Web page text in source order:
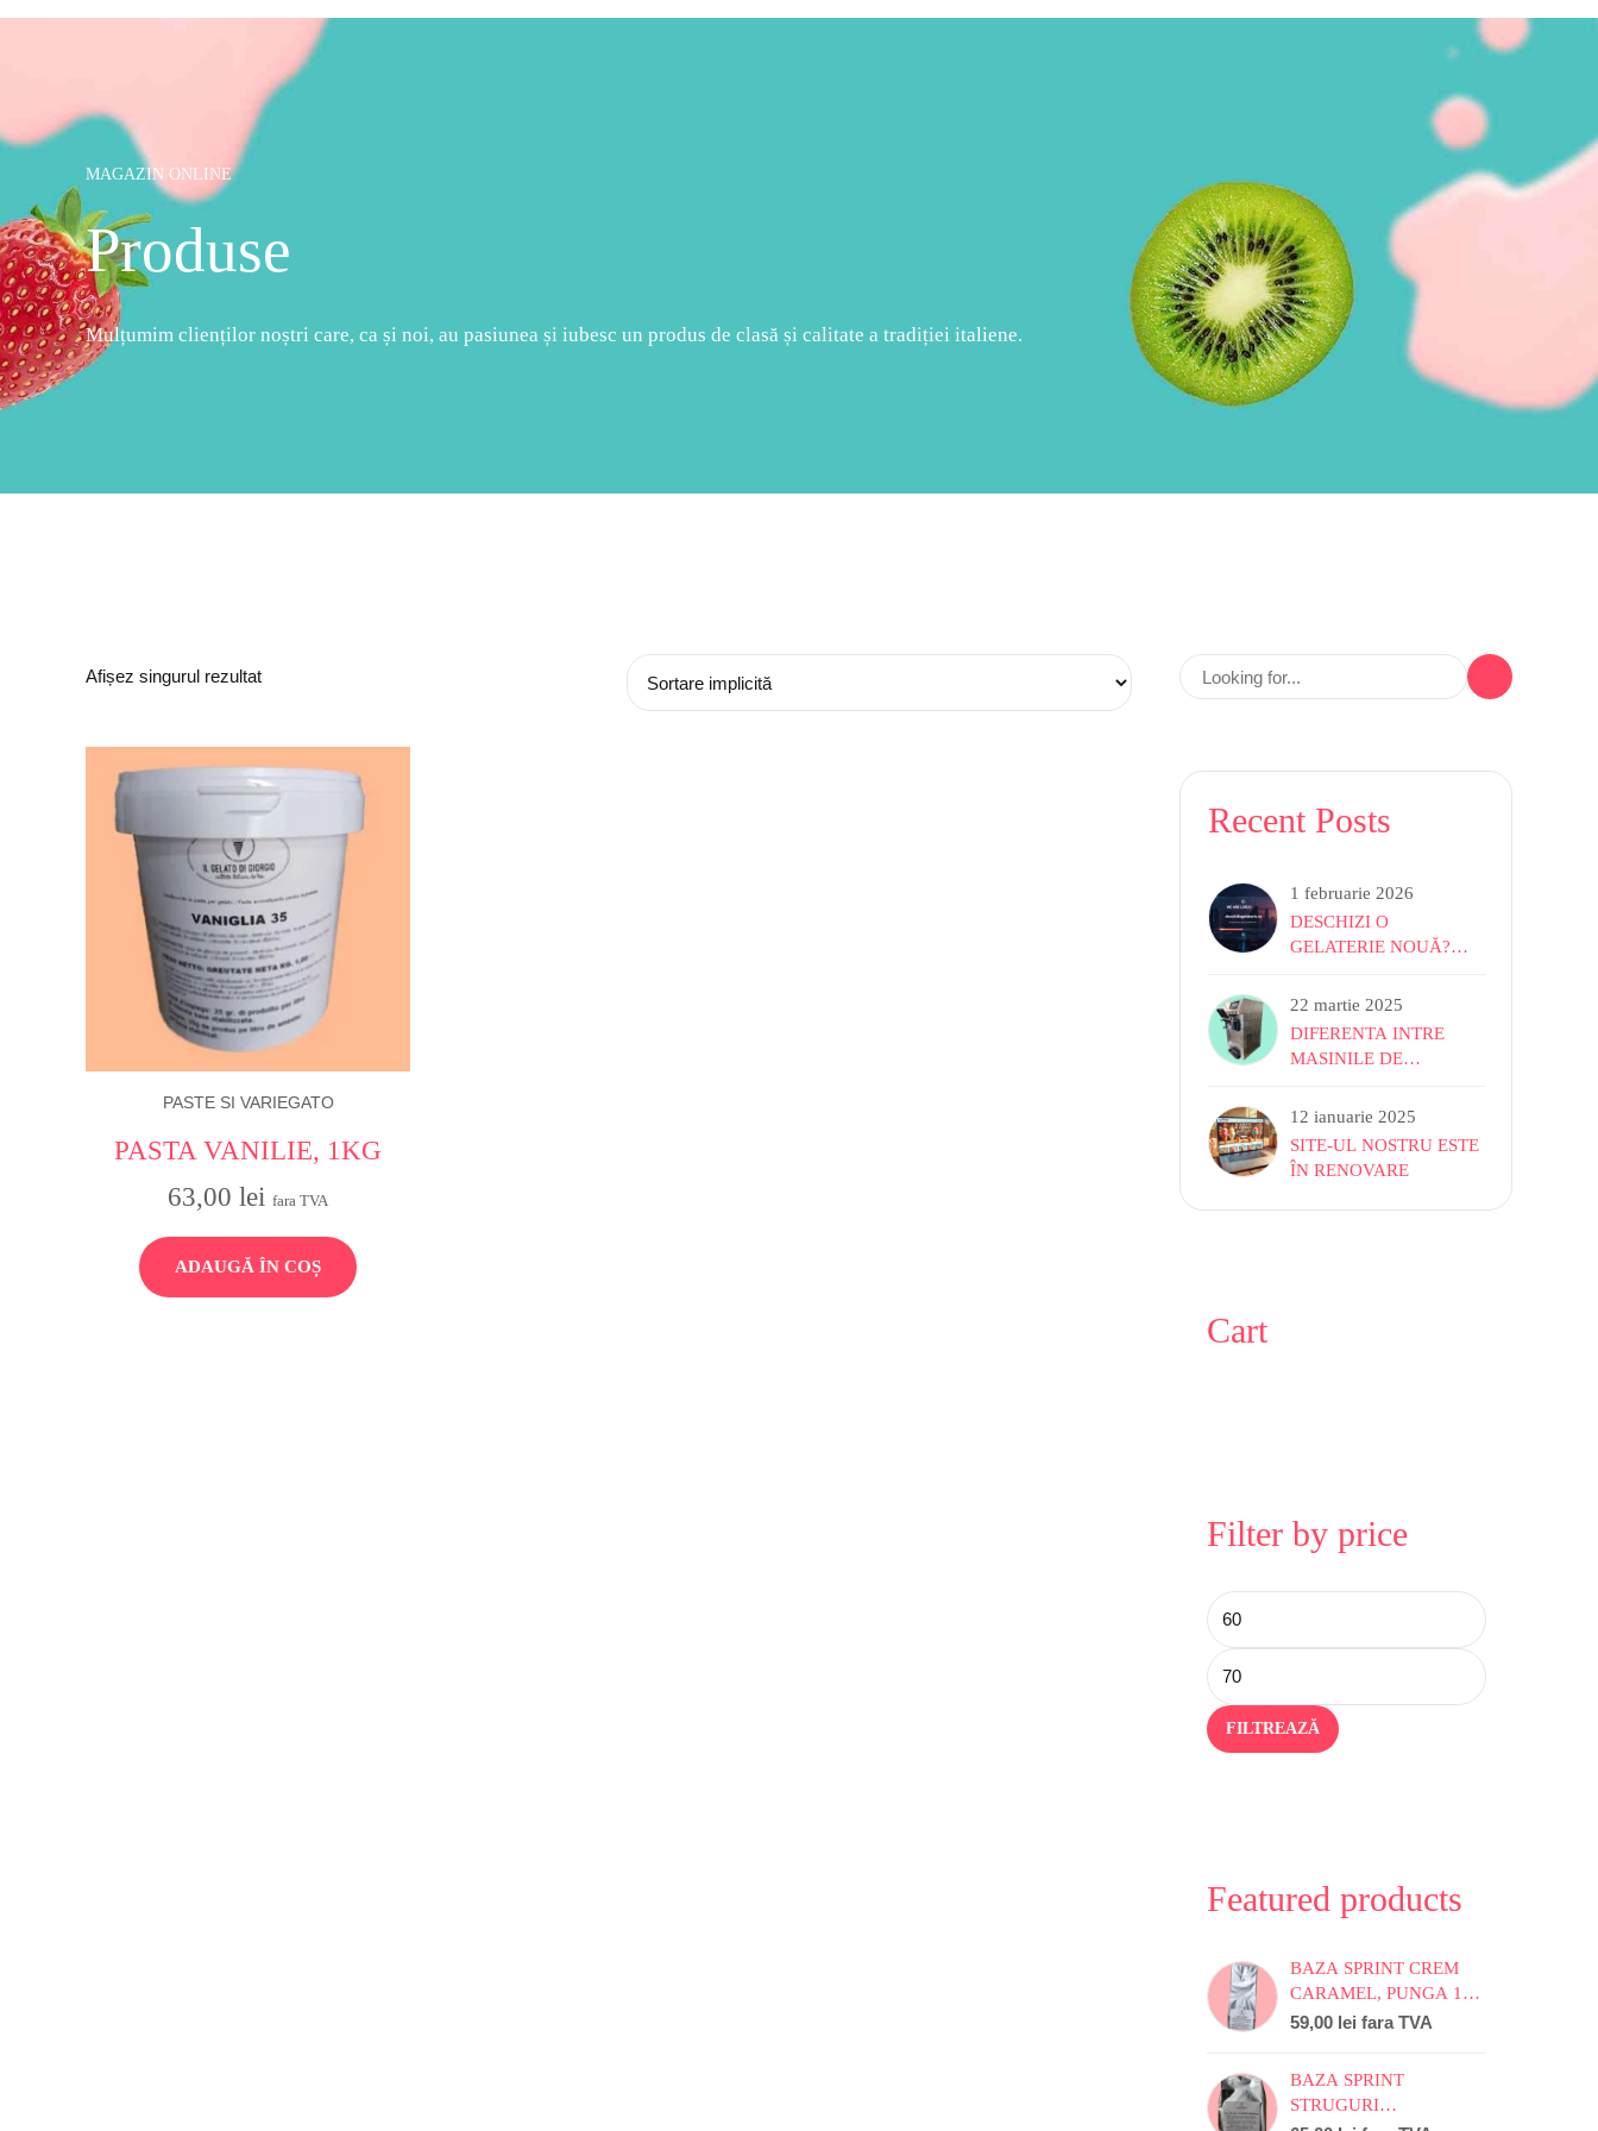
MAGAZIN ONLINE
Produse
Mulțumim clienților noștri care, ca și noi, au pasiunea și iubesc un produs de clasă și calitate a tradiției italiene.
Afișez singurul rezultat
PASTE SI VARIEGATO
PASTA VANILIE, 1KG
63,00lei fara TVA
ADAUGĂ ÎN COȘ
Recent Posts
1 februarie 2026
DESCHIZI O
GELATERIE NOUĂ?
LA ÎNCEPUT CU IL
22 martie 2025
DIFERENTA INTRE
MASINILE DE
12 ianuarie 2025
SITE-UL NOSTRU ESTE
ÎN RENOVARE
Cart
Filter by price
FILTREAZĂ
Featured products
BAZA SPRINT CREM
CARAMEL, PUNGA 1
KG
59,00 lei fara TVA
BAZA SPRINT
STRUGURI